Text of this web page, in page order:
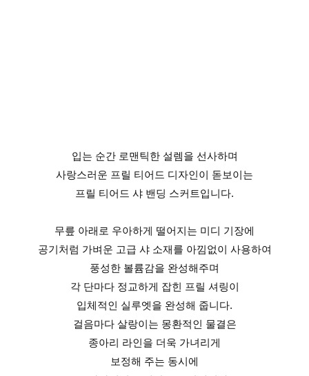
입는 순간 로맨틱한 설렘을 선사하며
사랑스러운 프릴 티어드 디자인이 돋보이는
프릴 티어드 샤 밴딩 스커트입니다.
무릎 아래로 우아하게 떨어지는 미디 기장에
공기처럼 가벼운 고급 샤 소재를 아낌없이 사용하여
풍성한 볼륨감을 완성해주며
각 단마다 정교하게 잡힌 프릴 셔링이
입체적인 실루엣을 완성해 줍니다.
걸음마다 살랑이는 몽환적인 물결은
종아리 라인을 더욱 가녀리게
보정해 주는 동시에